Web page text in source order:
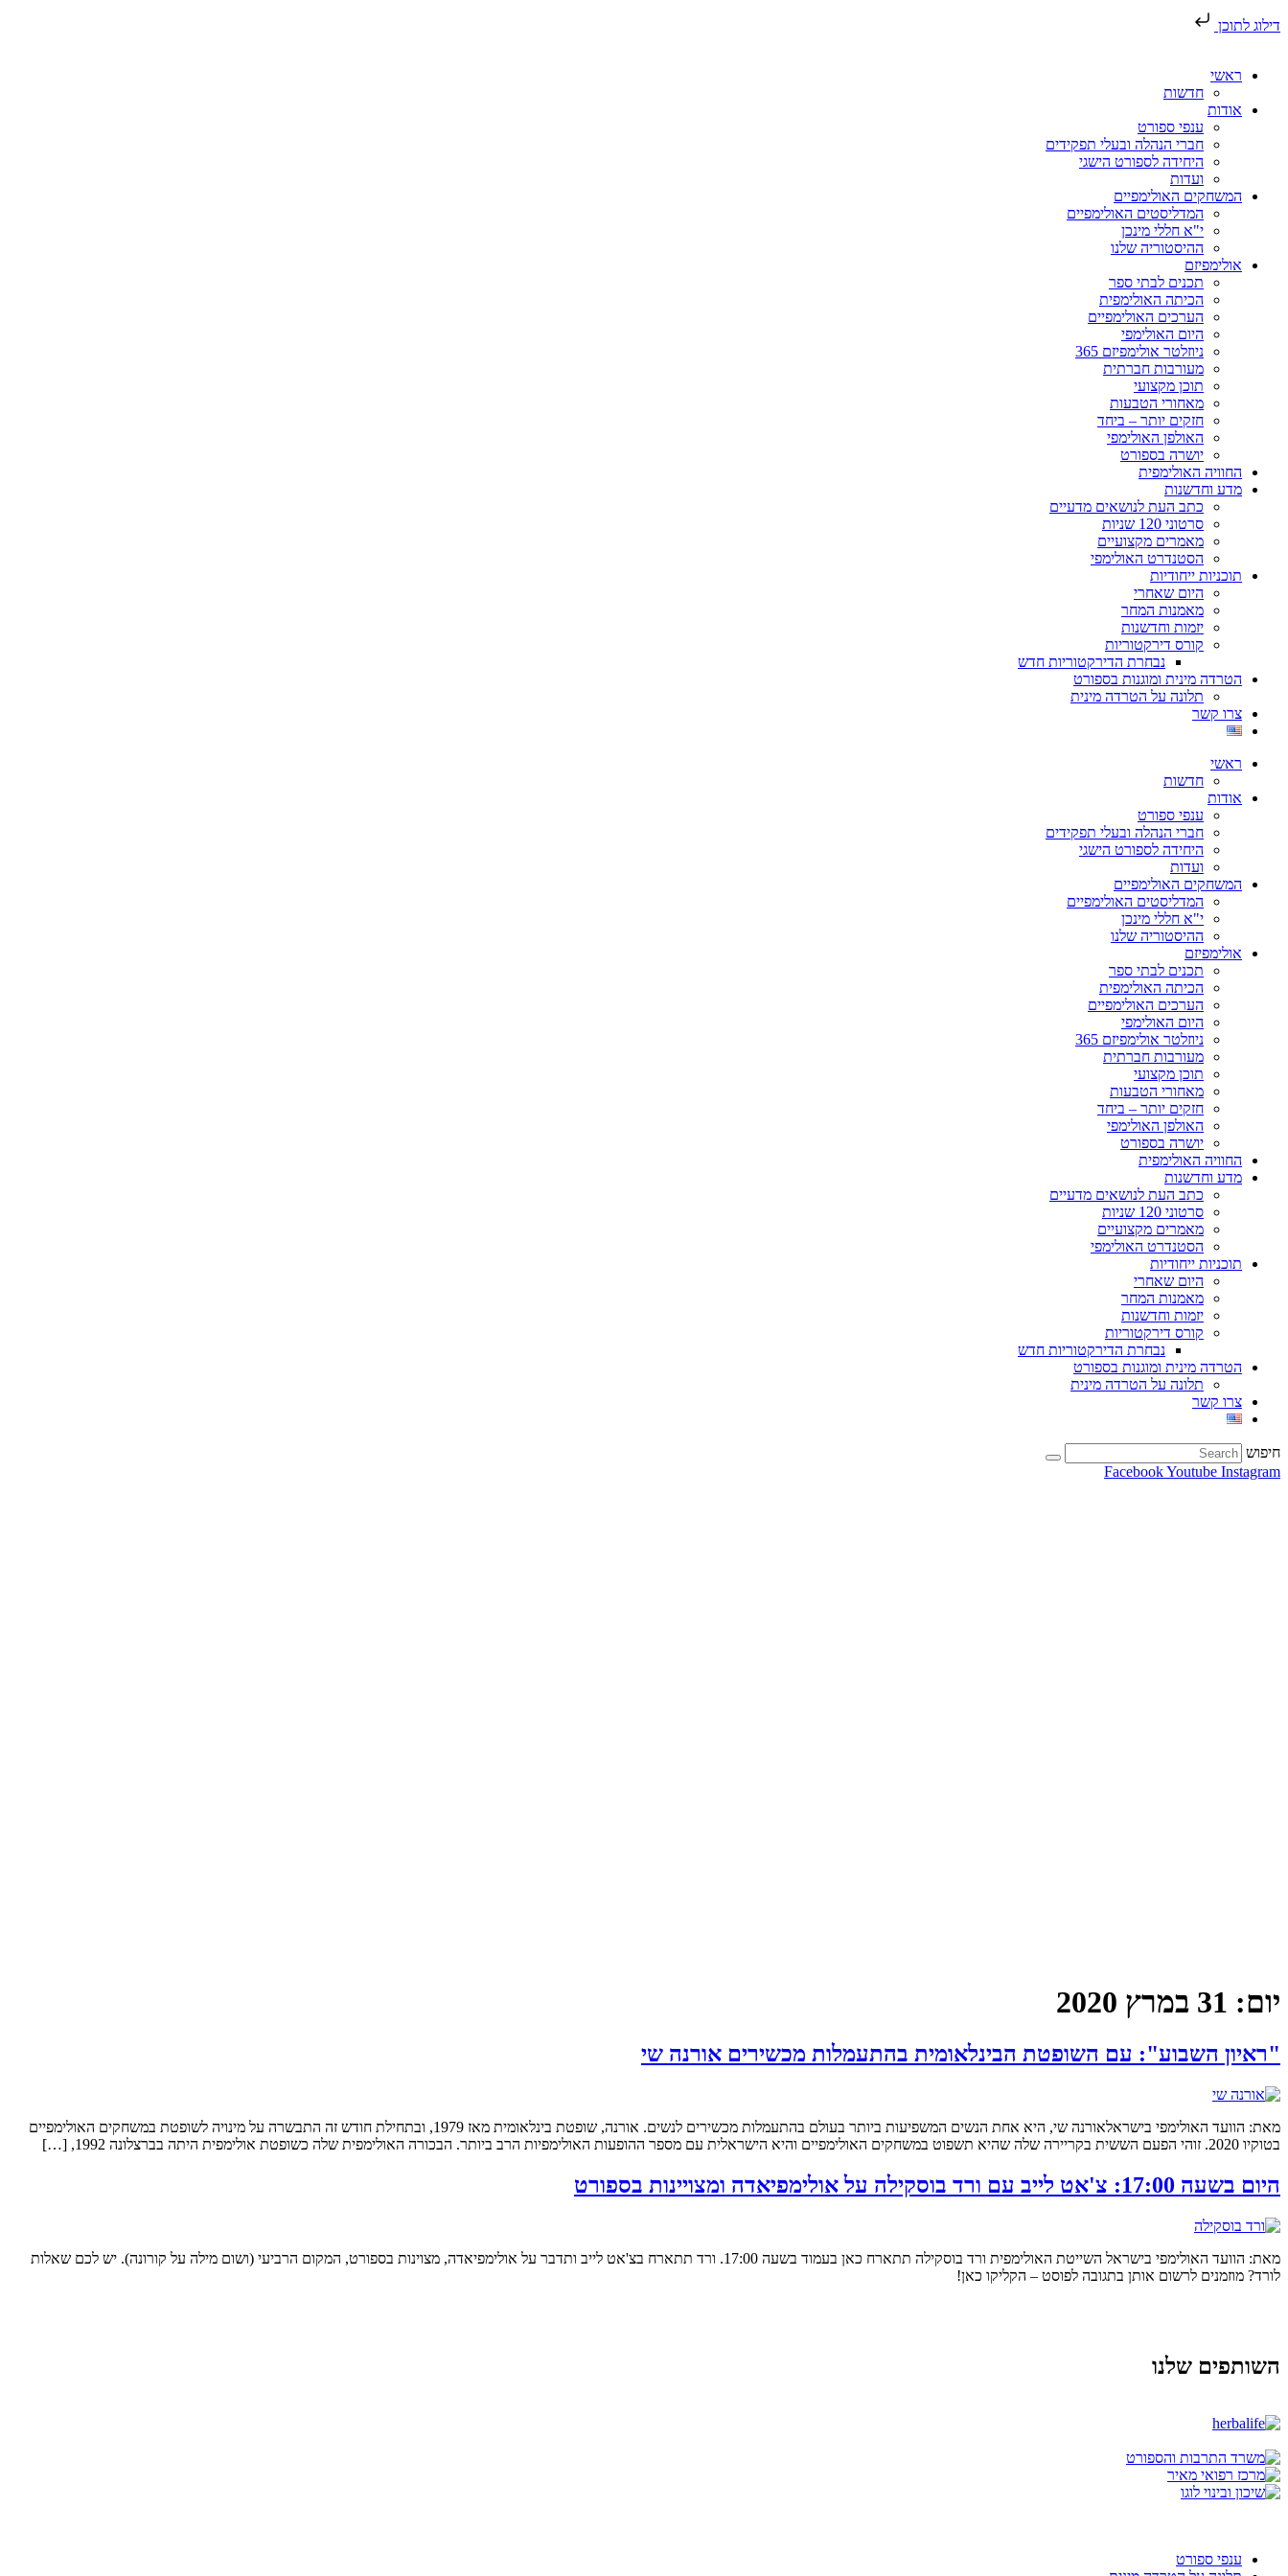
דילוג לתוכן
ראשי
חדשות
אודות
ענפי ספורט
חברי הנהלה ובעלי תפקידים
היחידה לספורט הישגי
ועדות
המשחקים האולימפיים
המדליסטים האולימפיים
י"א חללי מינכן
ההיסטוריה שלנו
אולימפיזם
תכנים לבתי ספר
הכיתה האולימפית
הערכים האולימפיים
היום האולימפי
ניוזלטר אולימפיזם 365
מעורבות חברתית
תוכן מקצועי
מאחורי הטבעות
חזקים יותר – ביחד
האולפן האולימפי
יושרה בספורט
החוויה האולימפית
מדע וחדשנות
כתב העת לנושאים מדעיים
סרטוני 120 שניות
מאמרים מקצועיים
הסטנדרט האולימפי
תוכניות ייחודיות
היום שאחרי
מאמנות המחר
יזמות וחדשנות
קורס דירקטוריות
נבחרת הדירקטוריות חדש
הטרדה מינית ומוגנות בספורט
תלונה על הטרדה מינית
צרו קשר
ראשי
חדשות
אודות
ענפי ספורט
חברי הנהלה ובעלי תפקידים
היחידה לספורט הישגי
ועדות
המשחקים האולימפיים
המדליסטים האולימפיים
י"א חללי מינכן
ההיסטוריה שלנו
אולימפיזם
תכנים לבתי ספר
הכיתה האולימפית
הערכים האולימפיים
היום האולימפי
ניוזלטר אולימפיזם 365
מעורבות חברתית
תוכן מקצועי
מאחורי הטבעות
חזקים יותר – ביחד
האולפן האולימפי
יושרה בספורט
החוויה האולימפית
מדע וחדשנות
כתב העת לנושאים מדעיים
סרטוני 120 שניות
מאמרים מקצועיים
הסטנדרט האולימפי
תוכניות ייחודיות
היום שאחרי
מאמנות המחר
יזמות וחדשנות
קורס דירקטוריות
נבחרת הדירקטוריות חדש
הטרדה מינית ומוגנות בספורט
תלונה על הטרדה מינית
צרו קשר
חיפוש
FacebookYoutube Instagram
יום: 31 במרץ 2020
"ראיון השבוע": עם השופטת הבינלאומית בהתעמלות מכשירים אורנה שי
מאת: הוועד האולימפי בישראלאורנה שי, היא אחת הנשים המשפיעות ביותר בעולם בהתעמלות מכשירים לנשים. אורנה, שופטת בינלאומית מאז 1979, ובתחילת חודש זה התבשרה על מינויה לשופטת במשחקים האולימפיים
בטוקיו 2020. זוהי הפעם הששית בקריירה שלה שהיא תשפוט במשחקים האולימפיים והיא הישראלית עם מספר ההופעות האולימפיות הרב ביותר. הבכורה האולימפית שלה כשופטת אולימפית היתה בברצלונה 1992, […]
היום בשעה 17:00: צ'אט לייב עם ורד בוסקילה על אולימפיאדה ומצויינות בספורט
מאת: הוועד האולימפי בישראל השייטת האולימפית ורד בוסקילה תתארח כאן בעמוד בשעה 17:00. ורד תתארח בצ'אט לייב ותדבר על אולימפיאדה, מצוינות בספורט, המקום הרביעי (ושום מילה על קורונה). יש לכם שאלות
לורד? מוזמנים לרשום אותן בתגובה לפוסט – הקליקו כאן!
השותפים שלנו
ענפי ספורט